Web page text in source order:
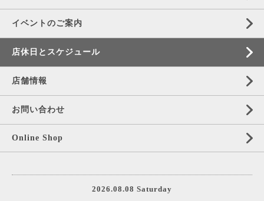
イベントのご案内
店休日とスケジュール
店舗情報
お問い合わせ
Online Shop
2026.08.08 Saturday